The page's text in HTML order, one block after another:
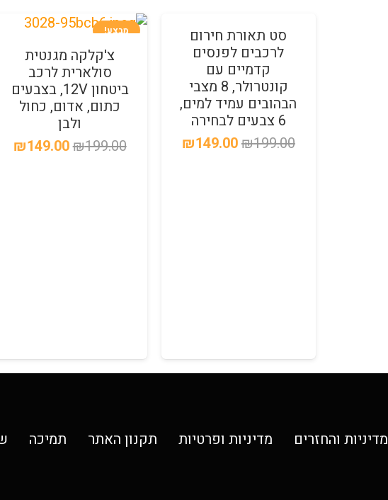
מבצע!
סט תאורת חירום
לרכבים לפנסים
קדמיים עם
קונטרולר, 8 מצבי
הבהובים עמיד למים,
6 צבעים לבחירה
₪199.00
המחיר ₪149.00
מבצע!
צ'קלקה מגנטית
סולארית לרכב
ביטחון 12V, בצבעים
כתום, אדום, כחול
ולבן
₪199.00
המחיר ₪149.00
מדיניות והחזרים מדיניות ופרטיות תקנון האתר תמיכה